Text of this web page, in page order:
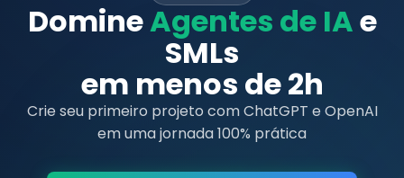
DomineAgentes de IAe
SMLs
em menos de 2h
Crie seu primeiro projeto com ChatGPT e OpenAI
em uma jornada 100% prática